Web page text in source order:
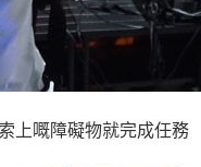
上嘅障礙物就完成任務